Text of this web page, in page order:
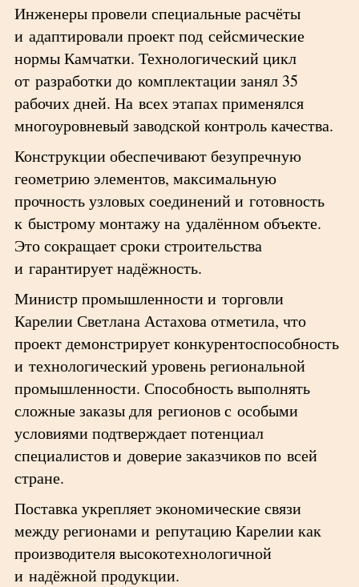
Инженеры провели специальные расчёты
и адаптировали проект под сейсмические
нормы Камчатки. Технологический цикл
от разработки до комплектации занял 35
рабочих дней. На всех этапах применялся
многоуровневый заводской контроль качества.
Конструкции обеспечивают безупречную
геометрию элементов, максимальную
прочность узловых соединений и готовность
к быстрому монтажу на удалённом объекте.
Это сокращает сроки строительства
и гарантирует надёжность.
Министр промышленности и торговли
Карелии Светлана Астахова отметила, что
проект демонстрирует конкурентоспособность
и технологический уровень региональной
промышленности. Способность выполнять
сложные заказы для регионов с особыми
условиями подтверждает потенциал
специалистов и доверие заказчиков по всей
стране.
Поставка укрепляет экономические связи
между регионами и репутацию Карелии как
производителя высокотехнологичной
и надёжной продукции.